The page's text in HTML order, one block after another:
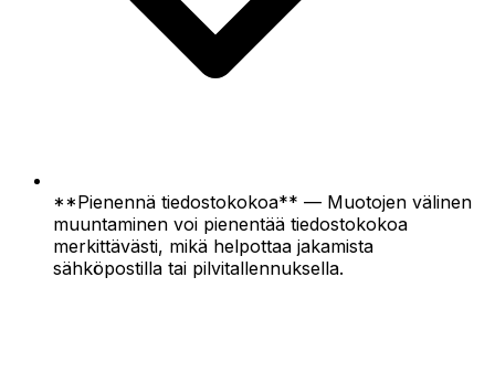
**Pienennä tiedostokokoa** — Muotojen välinen
muuntaminen voi pienentää tiedostokokoa
merkittävästi, mikä helpottaa jakamista
sähköpostilla tai pilvitallennuksella.